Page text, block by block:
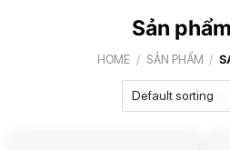
Sản
HOME / SẢN PHẨM /